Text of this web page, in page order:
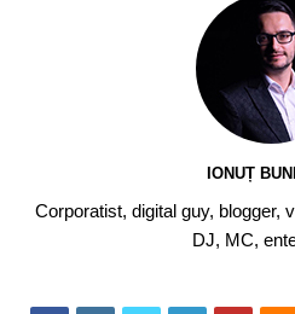
IONUȚ
Corporatist, digital guy, blogger,
DJ, MC,